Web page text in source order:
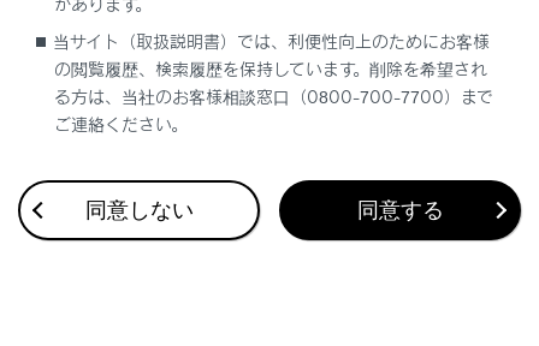
タイヤ空気圧警報システムのはたらき
洗車
ボンネットを開ける
このページは役に立ちましたか？
当サイト（取扱説明書）では、利便性向上のためにお客様
の閲覧履歴、検索履歴を保持しています。削除を希望され
る方は、当社のお客様相談窓口（0800-700-7700）まで
ご連絡ください。
同意しない 同意する